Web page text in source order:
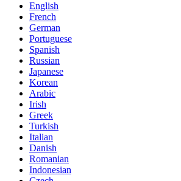
English
French
German
Portuguese
Spanish
Russian
Japanese
Korean
Arabic
Irish
Greek
Turkish
Italian
Danish
Romanian
Indonesian